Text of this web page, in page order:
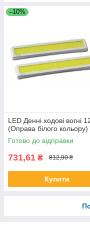
–10%
LED Денні ходові вогні
(Оправа білого кольору)
Готово до відправки
731,61 ₴ 812,90 ₴
Купити